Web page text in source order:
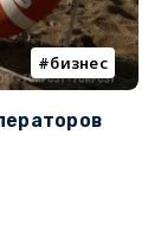
бизнес